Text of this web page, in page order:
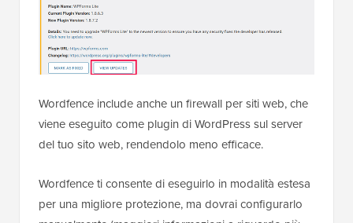
Wordfence include anche un firewall per siti web, che
viene eseguito come plugin di WordPress sul server
del tuo sito web, rendendolo meno efficace.
Wordfence ti consente di eseguirlo in modalità estesa
per una migliore protezione, ma dovrai configurarlo